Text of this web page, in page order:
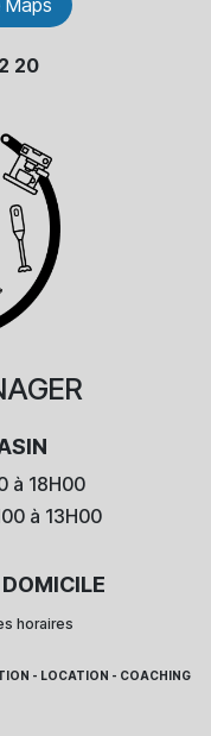
Maps
20
à 18H00
à 13H00
horaires
- LOCATION - COACHING